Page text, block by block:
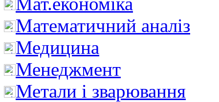
Математичний аналіз
Медицина
Менеджмент
Метали і зварювання